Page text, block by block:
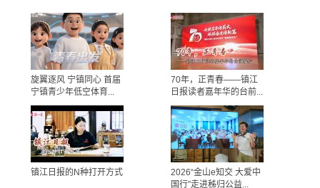
旋翼逐风 宁镇同心 首届
宁镇青少年低空体育...
70年，正青春——镇江
日报读者嘉年华的台前...
镇江日报的N种打开方式
2026“金山e知交 大爱中
国行”走进秭归公益...